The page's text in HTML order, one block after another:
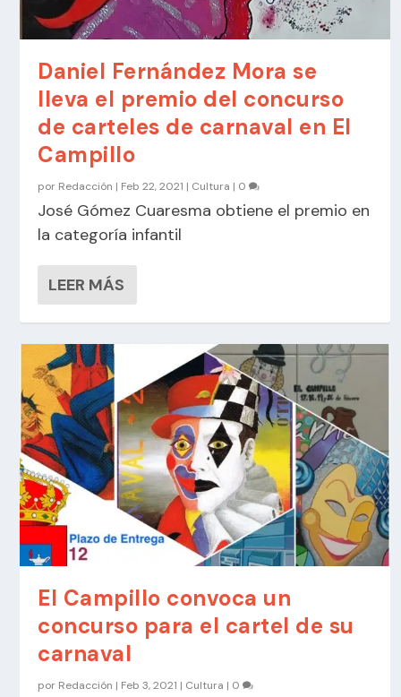
Daniel Fernández Mora se
lleva el premio del concurso
de carteles de carnaval en El
Campillo
por Redacción | Feb 22, 2021 | Cultura | 0
José Gómez Cuaresma obtiene el premio en
la categoría infantil
LEER MÁS
El Campillo convoca un
concurso para el cartel de su
carnaval
por Redacción | Feb 3, 2021 | Cultura | 0